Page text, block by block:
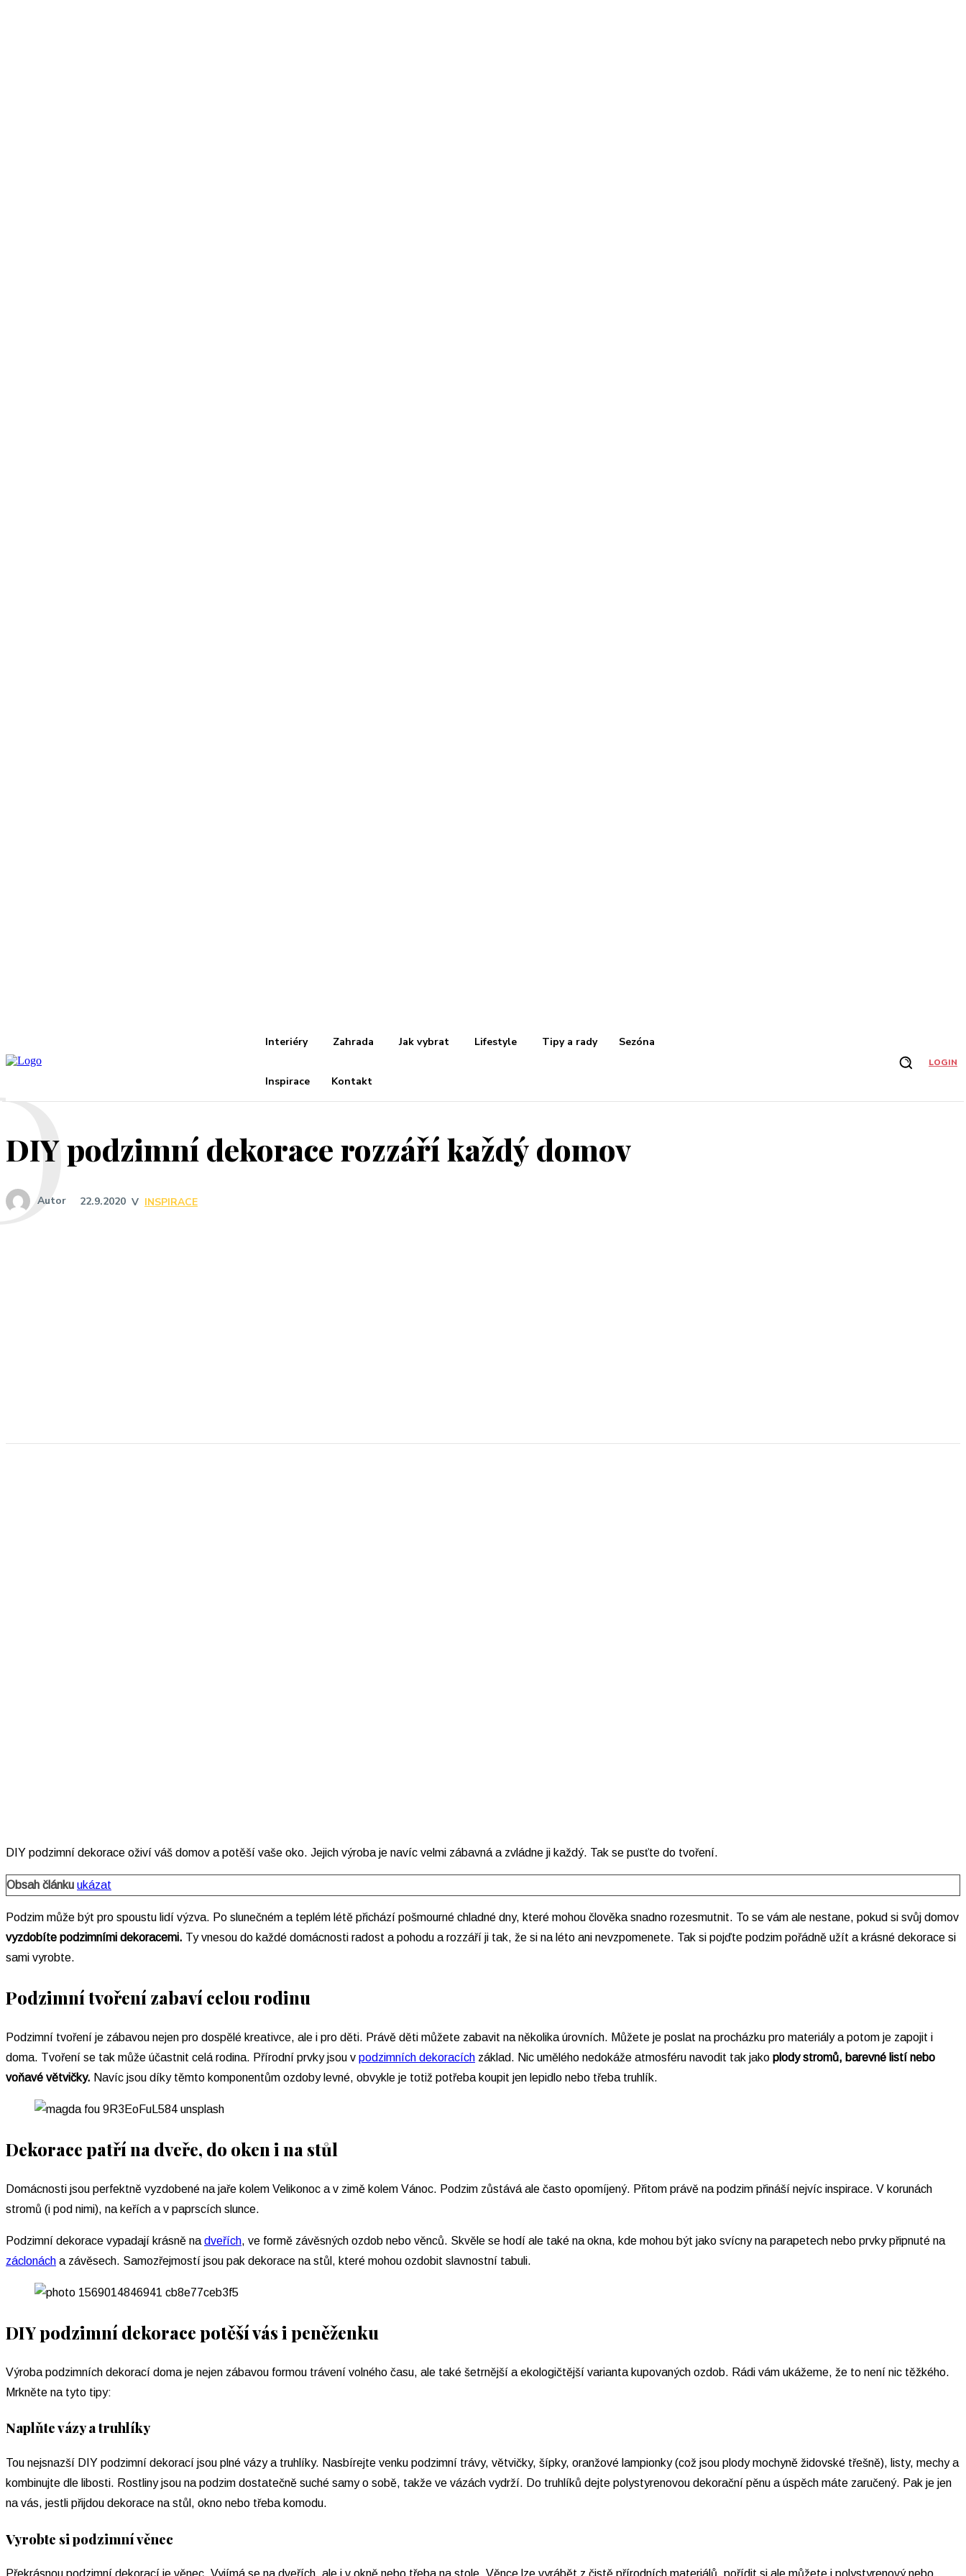
Interiéry Zahrada Jak vybrat Lifestyle Tipy a rady Sezóna
Inspirace Kontakt
LOGIN
DIY podzimní dekorace rozzáří každý domov
Autor 22.9.2020 V INSPIRACE
DIY podzimní dekorace oživí váš domov a potěší vaše oko. Jejich výroba je navíc velmi zábavná a zvládne ji každý. Tak se pusťte do tvoření.
Obsah článku ukázat
Podzim může být pro spoustu lidí výzva. Po slunečném a teplém létě přichází pošmourné chladné dny, které mohou člověka snadno rozesmutnit. To se vám ale nestane, pokud si svůj domov
vyzdobíte podzimními dekoracemi. Ty vnesou do každé domácnosti radost a pohodu a rozzáří ji tak, že si na léto ani nevzpomenete. Tak si pojďte podzim pořádně užít a krásné dekorace si
sami vyrobte.
Podzimní tvoření zabaví celou rodinu
Podzimní tvoření je zábavou nejen pro dospělé kreativce, ale i pro děti. Právě děti můžete zabavit na několika úrovních. Můžete je poslat na procházku pro materiály a potom je zapojit i
doma. Tvoření se tak může účastnit celá rodina. Přírodní prvky jsou v podzimních dekoracích základ. Nic umělého nedokáže atmosféru navodit tak jako plody stromů, barevné listí nebo
voňavé větvičky. Navíc jsou díky těmto komponentům ozdoby levné, obvykle je totiž potřeba koupit jen lepidlo nebo třeba truhlík.
Dekorace patří na dveře, do oken i na stůl
Domácnosti jsou perfektně vyzdobené na jaře kolem Velikonoc a v zimě kolem Vánoc. Podzim zůstává ale často opomíjený. Přitom právě na podzim přináší nejvíc inspirace. V korunách
stromů (i pod nimi), na keřích a v paprscích slunce.
Podzimní dekorace vypadají krásně na dveřích, ve formě závěsných ozdob nebo věnců. Skvěle se hodí ale také na okna, kde mohou být jako svícny na parapetech nebo prvky připnuté na
záclonách a závěsech. Samozřejmostí jsou pak dekorace na stůl, které mohou ozdobit slavnostní tabuli.
DIY podzimní dekorace potěší vás i peněženku
Výroba podzimních dekorací doma je nejen zábavou formou trávení volného času, ale také šetrnější a ekologičtější varianta kupovaných ozdob. Rádi vám ukážeme, že to není nic těžkého.
Mrkněte na tyto tipy:
Naplňte vázy a truhlíky
Tou nejsnazší DIY podzimní dekorací jsou plné vázy a truhlíky. Nasbírejte venku podzimní trávy, větvičky, šípky, oranžové lampionky (což jsou plody mochyně židovské třešně), listy, mechy a
kombinujte dle libosti. Rostliny jsou na podzim dostatečně suché samy o sobě, takže ve vázách vydrží. Do truhlíků dejte polystyrenovou dekorační pěnu a úspěch máte zaručený. Pak je jen
na vás, jestli přijdou dekorace na stůl, okno nebo třeba komodu.
Vyrobte si podzimní věnec